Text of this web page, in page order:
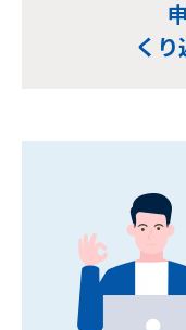
くり